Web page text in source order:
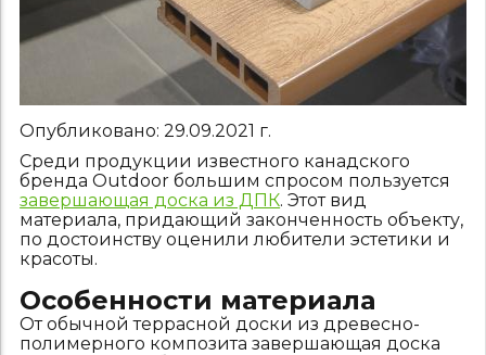
Опубликовано:29.09.2021 г.
Среди продукции известного канадского
бренда Outdoor большим спросом пользуется
завершающая доска из ДПК. Этот вид
материала, придающий законченность объекту,
по достоинству оценили любители эстетики и
красоты.
Особенности материала
От обычной террасной доски из древесно-
полимерного композита завершающая доска